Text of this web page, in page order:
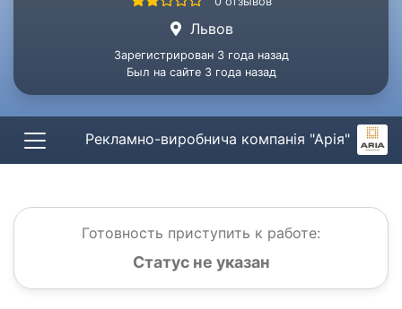
Львов
Зарегистрирован 3 года назад
Был на сайте 3 года назад
Рекламно-виробнича компанія "Арія"
Готовность приступить к работе:
Статус не указан